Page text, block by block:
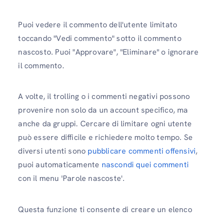
Puoi vedere il commento dell'utente limitato
toccando "Vedi commento" sotto il commento
nascosto. Puoi "Approvare", "Eliminare" o ignorare
il commento.
A volte, il trolling o i commenti negativi possono
provenire non solo da un account specifico, ma
anche da gruppi. Cercare di limitare ogni utente
può essere difficile e richiedere molto tempo. Se
diversi utenti sono pubblicare commenti offensivi,
puoi automaticamente nascondi quei commenti
con il menu 'Parole nascoste'.
Questa funzione ti consente di creare un elenco